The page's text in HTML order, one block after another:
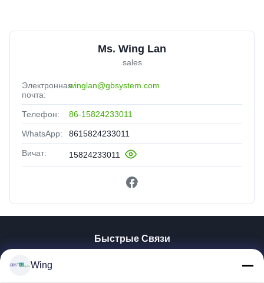
Ms. Wing Lan
sales
Электронная
почта:
winglan@gbsystem.com
Телефон: 86-15824233011
WhatsApp: 8615824233011
Вичат: 15824233011
Быстрые Связи
Wing